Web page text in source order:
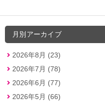
月別アーカイブ
2026年8月 (23)
2026年7月 (78)
2026年6月 (77)
2026年5月 (66)